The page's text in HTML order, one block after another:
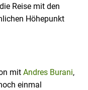
Reise mit den
Höhepunkt
mit Andres Burani,
einmal